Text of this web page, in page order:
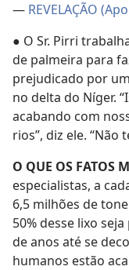
— REVELAÇÃO
● O Sr. Pirri
de palmeira para
prejudicado por
no delta do Níger.
acabando com
rios”, diz ele. “Não
O QUE OS FATOS
especialistas, a
6,5 milhões de
50% desse lixo
de anos até se
humanos estão